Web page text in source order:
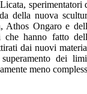
sperimentatori
della nuova
Athos Ongaro e
che hanno fatto
dai nuovi
dei
meno